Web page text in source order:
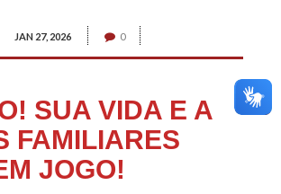
JAN 27, 2026 0
SUA VIDA E A
FAMILIARES
JOGO!